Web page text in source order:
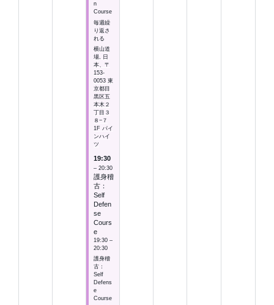
n
Course
毎週繰
り返さ
れる
横山道
場, 日
本、〒
153-
0053 東
京都目
黒区五
本木２
丁目３
８−７
1F パイ
ンハイ
ツ
19:30
– 20:30
護身稽
古：
Self
Defen
se
Cours
e
19:30 –
20:30
護身稽
古：
Self
Defens
e
Course